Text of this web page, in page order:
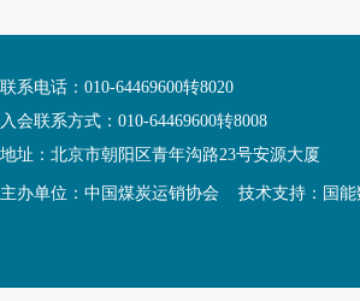
联系电话：010-64469600转8020
入会联系方式：010-64469600转8008
地址：北京市朝阳区青年沟路23号安源大厦
主办单位：中国煤炭运销协会 技术支持：国